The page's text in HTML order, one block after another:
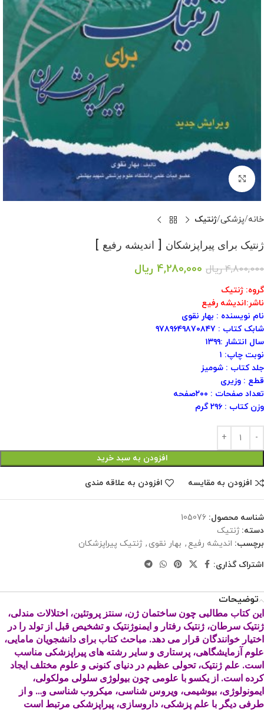
بزرگنمایی تصویر
خانه پزشکی ژنتیک
ژنتیک برای پیراپزشکان [ اندیشه رفیع ]
4,800,000 ریال 4,280,000 ریال
گروه: ژنتیک
ناشر:اندیشه رفیع
نام نویسنده : بهار نقوی
شابک کتاب : ۹۷۸۹۶۴۹۸۷٠۸۴۷
سال انتشار :۱۳۹۹
نوبت چاپ: ۱
جلد کتاب : شومیز
قطع : وزیری
تعداد صفحات : ۲۰۰صفحه
وزن کتاب : ۲۹۶ گرم
افزودن به سبد خرید
افزودن به مقایسه افزودن به علاقه مندی
شناسه محصول: 105076
دسته: ژنتیک
برچسب: اندیشه رفیع , بهار نقوی , ژنتیک پیراپزشکان
اشتراک گذاری:
توضیحات
این کتاب مطالبی چون ساختمان ژن، سنتز پروتئین، اختلالات مندلی،
ژنتیک سرطان، ژنتیک رفتار و ایمنوژنتیک و تشخیص قبل از تولد را در
اختیار خوانندگان قرار می دهد. مباحث کتاب برای دانشجویان مامایی،
علوم آزمایشگاهی، پرستاری و سایر رشته های پیراپزشکی مناسب
است. علم ژنتیک، تحولی عظیم در دنیای کنونی و علوم مختلف ایجاد
کرده است. از یکسو با علومی چون بیولوژی سلولی مولکولی،
ایمونولوژی، بیوشیمی، ویروس شناسی، میکروب شناسی و… و از
طرفی دیگر با علم پزشکی، داروسازی، پیراپزشکی مرتبط است